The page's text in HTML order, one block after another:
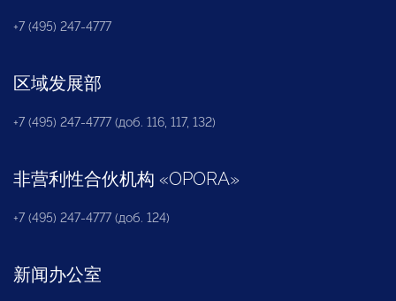
+7 (495) 247-4777
区域发展部
+7 (495) 247-4777 (доб. 116, 117, 132)
非营利性合伙机构 «OPORA»
+7 (495) 247-4777 (доб. 124)
新闻办公室